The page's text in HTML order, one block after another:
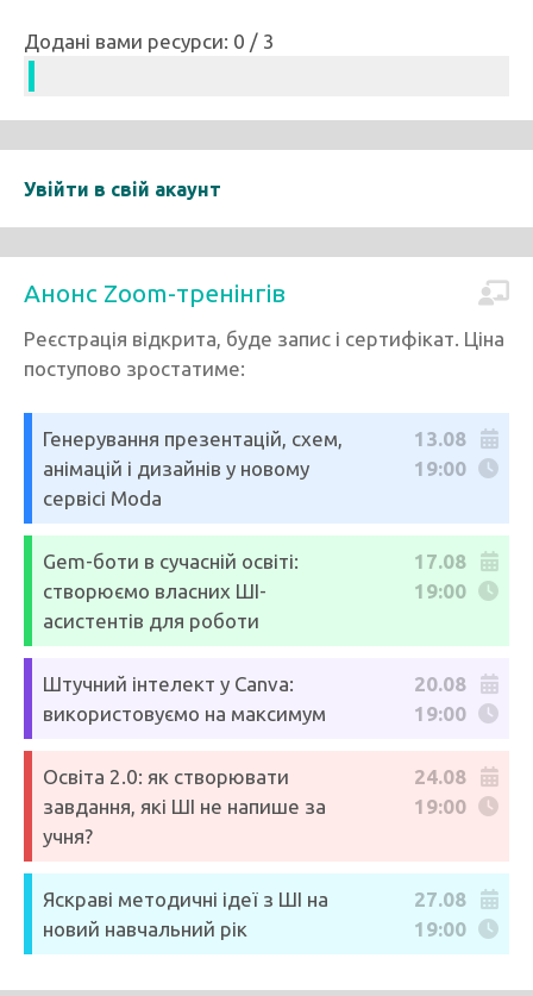
Додані вами ресурси: 0 / 3
Увійти в свій акаунт
Анонс Zoom-тренінгів
Реєстрація відкрита, буде запис і сертифікат. Ціна
поступово зростатиме:
Генерування презентацій, схем,
анімацій і дизайнів у новому
сервісі Moda
13.08
19:00
Gem-боти в сучасній освіті:
створюємо власних ШІ-
асистентів для роботи
17.08
19:00
Штучний інтелект у Canva:
використовуємо на максимум
20.08
19:00
Освіта 2.0: як створювати
завдання, які ШІ не напише за
учня?
24.08
19:00
Яскраві методичні ідеї з ШІ на
новий навчальний рік
27.08
19:00